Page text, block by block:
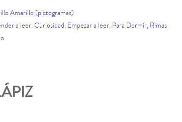
Amarillo (pictogramas)
a leer,Curiosidad, Empezar a leer, Para Dormir, Rimas